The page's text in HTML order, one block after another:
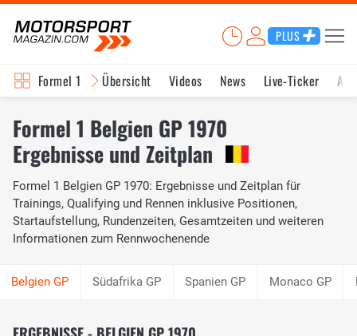
PLUS
Formel 1 Übersicht Videos News Live-Ticker
Formel 1 Belgien GP 1970
Ergebnisse und Zeitplan
Formel 1 Belgien GP 1970: Ergebnisse und Zeitplan für
Trainings, Qualifying und Rennen inklusive Positionen,
Startaufstellung, Rundenzeiten, Gesamtzeiten und weiteren
Informationen zum Rennwochenende
Südafrika GP Spanien GP Monaco GP